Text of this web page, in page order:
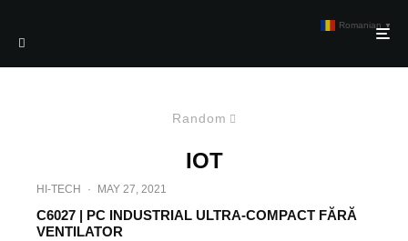
Random
IOT
HI-TECH · MAY 27, 2021
C6027 | PC INDUSTRIAL ULTRA-COMPACT FĂRĂ
VENTILATOR
Romanian ▼